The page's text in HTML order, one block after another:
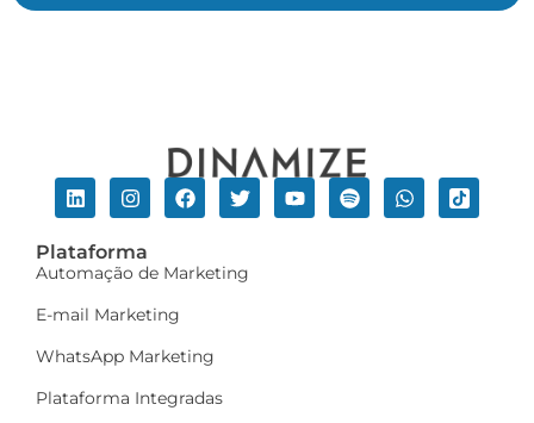
Plataforma
Automação de Marketing
E-mail Marketing
WhatsApp Marketing
Plataforma Integradas